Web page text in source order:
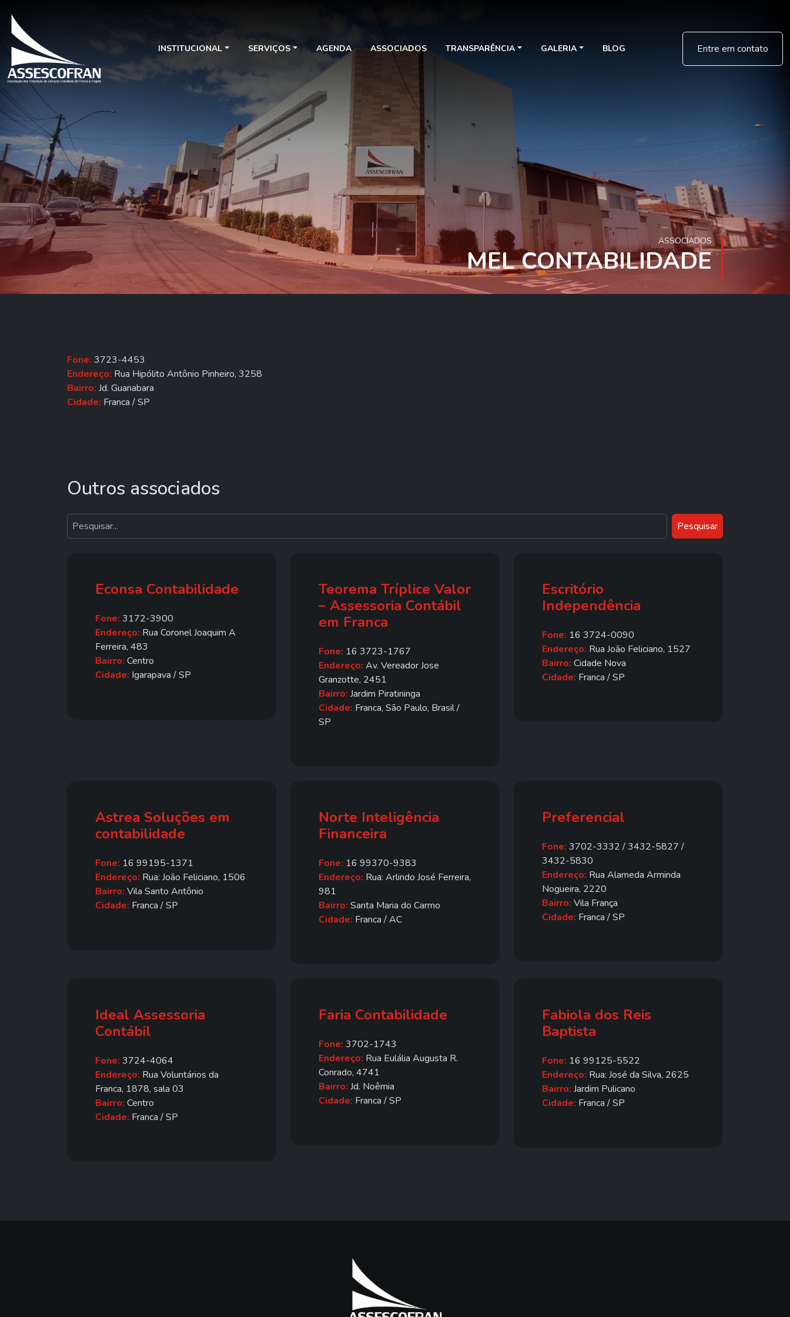
INSTITUCIONAL SERVIÇOS AGENDA ASSOCIADOS TRANSPARÊNCIA GALERIA BLOG Entre em contato
ASSOCIADOS
MEL CONTABILIDADE
Fone: 3723-4453
Endereço: Rua Hipólito Antônio Pinheiro, 3258
Bairro: Jd. Guanabara
Cidade: Franca / SP
Outros associados
Pesquisar
Econsa Contabilidade
Fone: 3172-3900
Endereço: Rua Coronel Joaquim A
Ferreira, 483
Bairro: Centro
Cidade: Igarapava / SP
Teorema Tríplice Valor
– Assessoria Contábil
em Franca
Fone: 16 3723-1767
Endereço: Av. Vereador Jose
Granzotte, 2451
Bairro: Jardim Piratininga
Cidade: Franca, São Paulo, Brasil /
SP
Escritório
Independência
Fone: 16 3724-0090
Endereço: Rua João Feliciano, 1527
Bairro: Cidade Nova
Cidade: Franca / SP
Astrea Soluções em
contabilidade
Fone: 16 99195-1371
Endereço: Rua: João Feliciano, 1506
Bairro: Vila Santo Antônio
Cidade: Franca / SP
Norte Inteligência
Financeira
Fone: 16 99370-9383
Endereço: Rua: Arlindo José Ferreira,
981
Bairro: Santa Maria do Carmo
Cidade: Franca / AC
Preferencial
Fone: 3702-3332 / 3432-5827 /
3432-5830
Endereço: Rua Alameda Arminda
Nogueira, 2220
Bairro: Vila França
Cidade: Franca / SP
Ideal Assessoria
Contábil
Fone: 3724-4064
Endereço: Rua Voluntários da
Franca, 1878, sala 03
Bairro: Centro
Cidade: Franca / SP
Faria Contabilidade
Fone: 3702-1743
Endereço: Rua Eulália Augusta R.
Conrado, 4741
Bairro: Jd. Noêmia
Cidade: Franca / SP
Fabiola dos Reis
Baptista
Fone: 16 99125-5522
Endereço: Rua: José da Silva, 2625
Bairro: Jardim Pulicano
Cidade: Franca / SP